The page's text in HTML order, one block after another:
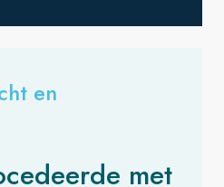
en
met